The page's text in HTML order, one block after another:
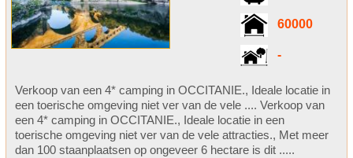
60000
-
Verkoop van een 4* camping in OCCITANIE., Ideale locatie in
een toerische omgeving niet ver van de vele .... Verkoop van
een 4* camping in OCCITANIE., Ideale locatie in een
toerische omgeving niet ver van de vele attracties., Met meer
dan 100 staanplaatsen op ongeveer 6 hectare is dit .....